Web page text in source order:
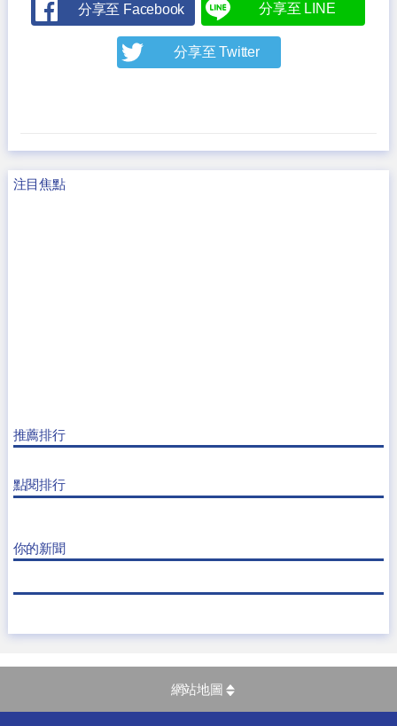
分享至 Facebook 分享至 LINE
分享至 Twitter
注目焦點
推薦排行
點閱排行
你的新聞
網站地圖